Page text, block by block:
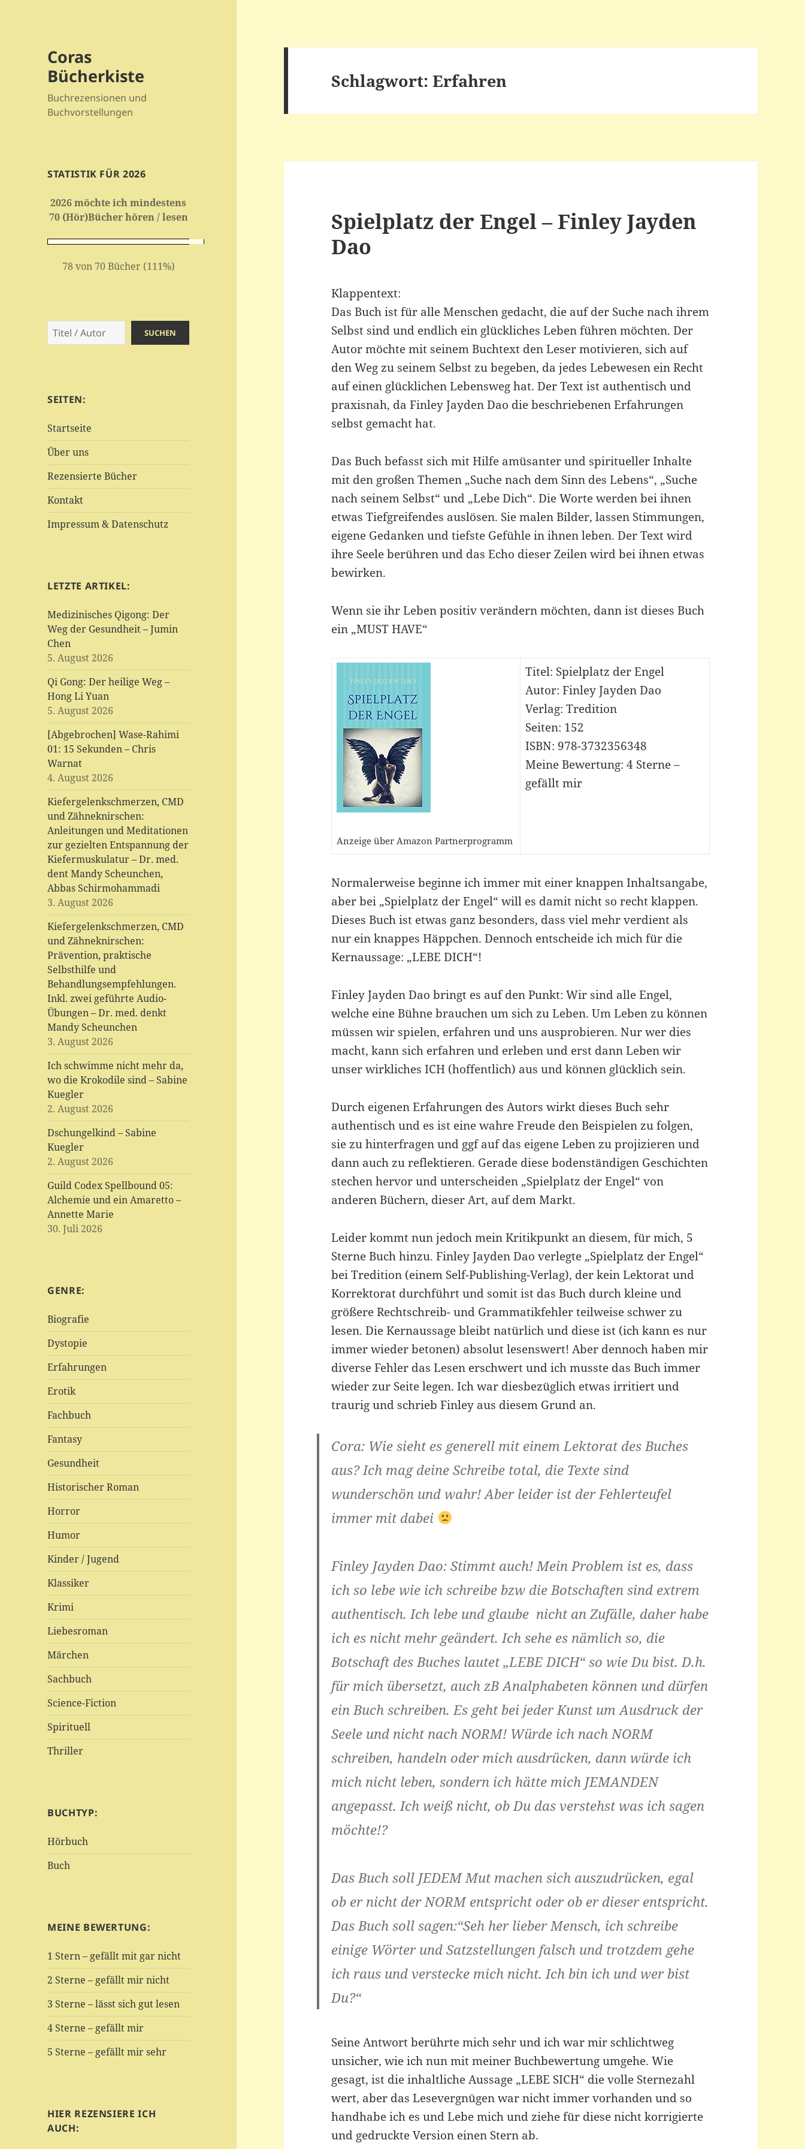
Coras
Bücherkiste
Buchrezensionen und
Buchvorstellungen
STATISTIK FÜR 2026
2026 möchte ich mindestens
70 (Hör)Bücher hören / lesen
78 von 70 Bücher (111%)
Suchen SUCHEN
SEITEN:
Startseite
Über uns
Rezensierte Bücher
Kontakt
Impressum & Datenschutz
LETZTE ARTIKEL:
Medizinisches Qigong: Der
Weg der Gesundheit – Jumin
Chen
5. August 2026
Qi Gong: Der heilige Weg –
Hong Li Yuan
5. August 2026
[Abgebrochen] Wase-Rahimi
01: 15 Sekunden – Chris
Warnat
4. August 2026
Kiefergelenkschmerzen, CMD
und Zähneknirschen:
Anleitungen und Meditationen
zur gezielten Entspannung der
Kiefermuskulatur – Dr. med.
dent Mandy Scheunchen,
Abbas Schirmohammadi
3. August 2026
Kiefergelenkschmerzen, CMD
und Zähneknirschen:
Prävention, praktische
Selbsthilfe und
Behandlungsempfehlungen.
Inkl. zwei geführte Audio-
Übungen – Dr. med. denkt
Mandy Scheunchen
3. August 2026
Ich schwimme nicht mehr da,
wo die Krokodile sind – Sabine
Kuegler
2. August 2026
Dschungelkind – Sabine
Kuegler
2. August 2026
Guild Codex Spellbound 05:
Alchemie und ein Amaretto –
Annette Marie
30. Juli 2026
GENRE:
Biografie
Dystopie
Erfahrungen
Erotik
Fachbuch
Fantasy
Gesundheit
Historischer Roman
Horror
Humor
Kinder / Jugend
Klassiker
Krimi
Liebesroman
Märchen
Sachbuch
Science-Fiction
Spirituell
Thriller
BUCHTYP:
Hörbuch
Buch
MEINE BEWERTUNG:
1 Stern – gefällt mit gar nicht
2 Sterne – gefällt mir nicht
3 Sterne – lässt sich gut lesen
4 Sterne – gefällt mir
5 Sterne – gefällt mir sehr
HIER REZENSIERE ICH
AUCH:
Schlagwort:Erfahren
Spielplatz der Engel – Finley Jayden
Dao
Klappentext:
Das Buch ist für alle Menschen gedacht, die auf der Suche nach ihrem
Selbst sind und endlich ein glückliches Leben führen möchten. Der
Autor möchte mit seinem Buchtext den Leser motivieren, sich auf
den Weg zu seinem Selbst zu begeben, da jedes Lebewesen ein Recht
auf einen glücklichen Lebensweg hat. Der Text ist authentisch und
praxisnah, da Finley Jayden Dao die beschriebenen Erfahrungen
selbst gemacht hat.
Das Buch befasst sich mit Hilfe amüsanter und spiritueller Inhalte
mit den großen Themen „Suche nach dem Sinn des Lebens“, „Suche
nach seinem Selbst“ und „Lebe Dich“. Die Worte werden bei ihnen
etwas Tiefgreifendes auslösen. Sie malen Bilder, lassen Stimmungen,
eigene Gedanken und tiefste Gefühle in ihnen leben. Der Text wird
ihre Seele berühren und das Echo dieser Zeilen wird bei ihnen etwas
bewirken.
Wenn sie ihr Leben positiv verändern möchten, dann ist dieses Buch
ein „MUST HAVE“
Anzeige über Amazon Partnerprogramm
Titel: Spielplatz der Engel
Autor: Finley Jayden Dao
Verlag: Tredition
Seiten: 152
ISBN: 978-3732356348
Meine Bewertung: 4 Sterne –
gefällt mir
Normalerweise beginne ich immer mit einer knappen Inhaltsangabe,
aber bei „Spielplatz der Engel“ will es damit nicht so recht klappen.
Dieses Buch ist etwas ganz besonders, dass viel mehr verdient als
nur ein knappes Häppchen. Dennoch entscheide ich mich für die
Kernaussage: „LEBE DICH“!
Finley Jayden Dao bringt es auf den Punkt: Wir sind alle Engel,
welche eine Bühne brauchen um sich zu Leben. Um Leben zu können
müssen wir spielen, erfahren und uns ausprobieren. Nur wer dies
macht, kann sich erfahren und erleben und erst dann Leben wir
unser wirkliches ICH (hoffentlich) aus und können glücklich sein.
Durch eigenen Erfahrungen des Autors wirkt dieses Buch sehr
authentisch und es ist eine wahre Freude den Beispielen zu folgen,
sie zu hinterfragen und ggf auf das eigene Leben zu projizieren und
dann auch zu reflektieren. Gerade diese bodenständigen Geschichten
stechen hervor und unterscheiden „Spielplatz der Engel“ von
anderen Büchern, dieser Art, auf dem Markt.
Leider kommt nun jedoch mein Kritikpunkt an diesem, für mich, 5
Sterne Buch hinzu. Finley Jayden Dao verlegte „Spielplatz der Engel“
bei Tredition (einem Self-Publishing-Verlag), der kein Lektorat und
Korrektorat durchführt und somit ist das Buch durch kleine und
größere Rechtschreib- und Grammatikfehler teilweise schwer zu
lesen. Die Kernaussage bleibt natürlich und diese ist (ich kann es nur
immer wieder betonen) absolut lesenswert! Aber dennoch haben mir
diverse Fehler das Lesen erschwert und ich musste das Buch immer
wieder zur Seite legen. Ich war diesbezüglich etwas irritiert und
traurig und schrieb Finley aus diesem Grund an.
Cora: Wie sieht es generell mit einem Lektorat des Buches
aus? Ich mag deine Schreibe total, die Texte sind
wunderschön und wahr! Aber leider ist der Fehlerteufel
immer mit dabei
Finley Jayden Dao: Stimmt auch! Mein Problem ist es, dass
ich so lebe wie ich schreibe bzw die Botschaften sind extrem
authentisch. Ich lebe und glaube nicht an Zufälle, daher habe
ich es nicht mehr geändert. Ich sehe es nämlich so, die
Botschaft des Buches lautet „LEBE DICH“ so wie Du bist. D.h.
für mich übersetzt, auch zB Analphabeten können und dürfen
ein Buch schreiben. Es geht bei jeder Kunst um Ausdruck der
Seele und nicht nach NORM! Würde ich nach NORM
schreiben, handeln oder mich ausdrücken, dann würde ich
mich nicht leben, sondern ich hätte mich JEMANDEN
angepasst. Ich weiß nicht, ob Du das verstehst was ich sagen
möchte!?
Das Buch soll JEDEM Mut machen sich auszudrücken, egal
ob er nicht der NORM entspricht oder ob er dieser entspricht.
Das Buch soll sagen:“Seh her lieber Mensch, ich schreibe
einige Wörter und Satzstellungen falsch und trotzdem gehe
ich raus und verstecke mich nicht. Ich bin ich und wer bist
Du?“
Seine Antwort berührte mich sehr und ich war mir schlichtweg
unsicher, wie ich nun mit meiner Buchbewertung umgehe. Wie
gesagt, ist die inhaltliche Aussage „LEBE SICH“ die volle Sternezahl
wert, aber das Lesevergnügen war nicht immer vorhanden und so
handhabe ich es und Lebe mich und ziehe für diese nicht korrigierte
und gedruckte Version einen Stern ab.